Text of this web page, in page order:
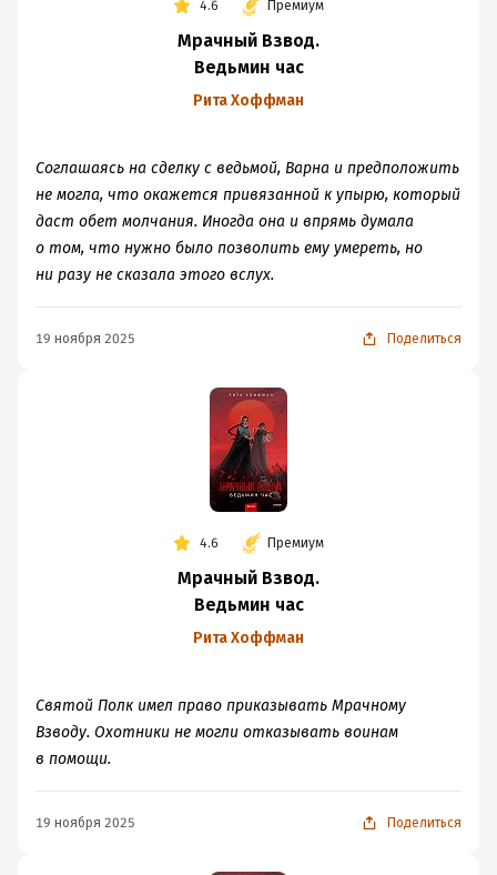
4.6 Премиум
Мрачный Взвод.
Ведьмин час
Рита Хоффман
Соглашаясь на сделку с ведьмой, Варна и предположить
не могла, что окажется привязанной к упырю, который
даст обет молчания. Иногда она и впрямь думала
о том, что нужно было позволить ему умереть, но
ни разу не сказала этого вслух.
19 ноября 2025 Поделиться
4.6 Премиум
Мрачный Взвод.
Ведьмин час
Рита Хоффман
Святой Полк имел право приказывать Мрачному
Взводу. Охотники не могли отказывать воинам
в помощи.
19 ноября 2025 Поделиться